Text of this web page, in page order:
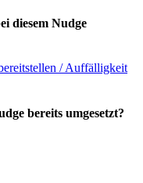
diesem Nudge
/ Auffälligkeit
bereits umgesetzt?